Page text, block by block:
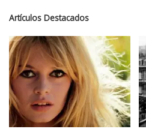
Artículos Destacados